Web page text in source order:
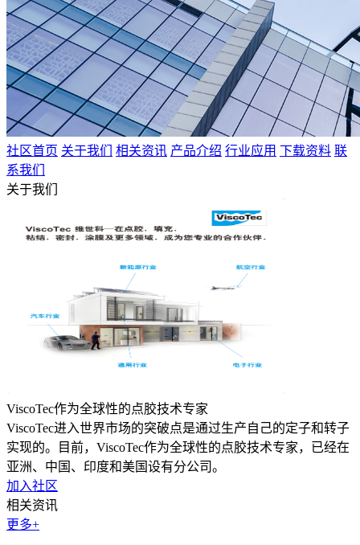
社区首页 关于我们 相关资讯 产品介绍 行业应用 下载资料 联
系我们
关于我们
ViscoTec作为全球性的点胶技术专家
ViscoTec进入世界市场的突破点是通过生产自己的定子和转子
实现的。目前，ViscoTec作为全球性的点胶技术专家，已经在
亚洲、中国、印度和美国设有分公司。
加入社区
相关资讯
更多+